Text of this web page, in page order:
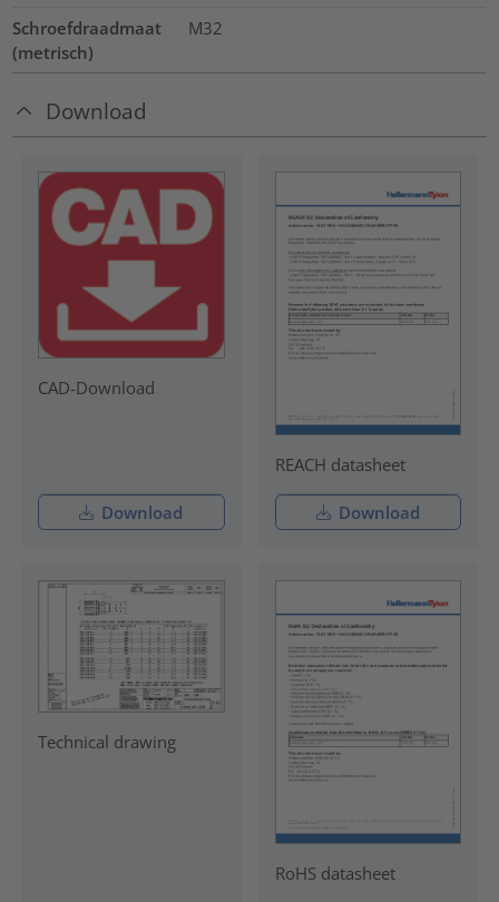
Schroefdraadmaat
(metrisch)
M32
Download
CAD-Download
Download
REACH datasheet
Download
Technical drawing
RoHS datasheet